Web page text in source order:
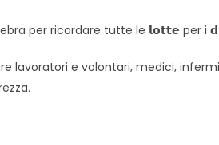
per ricordare tutte le 𝗹𝗼𝘁𝘁𝗲 per i
lavoratori e volontari, medici,